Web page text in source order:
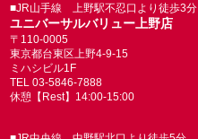
■JR山手線 上野駅不忍口より徒歩3分
ユニバーサルバリュー上野店
〒110-0005
東京都台東区上野4-9-15
ミハシビル1F
TEL 03-5846-7888
休憩【Rest】14:00-15:00